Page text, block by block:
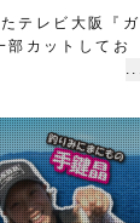
テレビ大阪『ガ
カットしてお
ぞみさん、ゲス
さんが、ジグサ
サバを狙いま
お手軽ですが、